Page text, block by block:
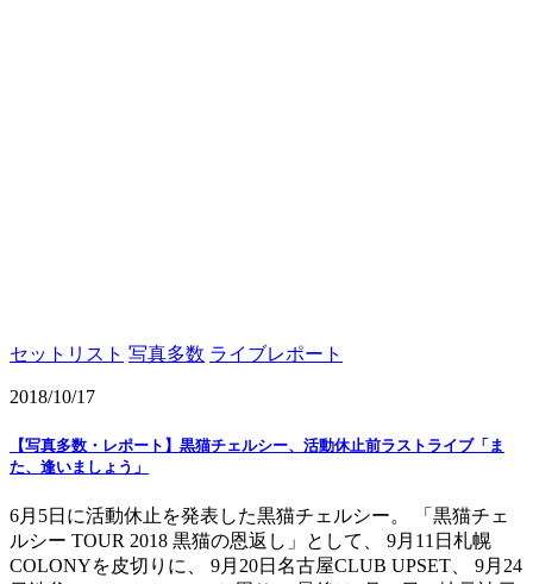
セットリスト 写真多数 ライブレポート
2018/10/17
【写真多数・レポート】黒猫チェルシー、活動休止前ラストライブ「ま
た、逢いましょう」
6月5日に活動休止を発表した黒猫チェルシー。 「黒猫チェ
ルシー TOUR 2018 黒猫の恩返し」として、 9月11日札幌
COLONYを皮切りに、 9月20日名古屋CLUB UPSET、 9月24